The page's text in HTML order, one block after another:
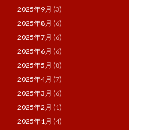
2025年9月 (3)
2025年8月 (6)
2025年7月 (6)
2025年6月 (6)
2025年5月 (8)
2025年4月 (7)
2025年3月 (6)
2025年2月 (1)
2025年1月 (4)